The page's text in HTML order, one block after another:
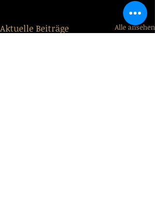
Aktuelle Beiträge Alle ansehen